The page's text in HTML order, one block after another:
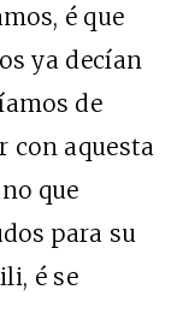
é que
ya decían
de
con aquesta
que
para su
é se